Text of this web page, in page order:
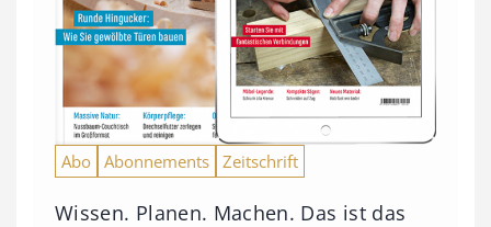
Abo Abonnements Zeitschrift
Wissen. Planen. Machen. Das ist das